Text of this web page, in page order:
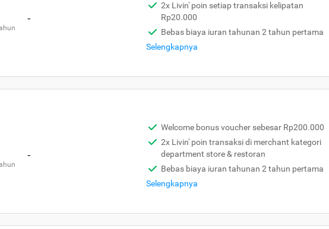
-
2x Livin' poin setiap transaksi kelipatan
Rp20.000
Bebas biaya iuran tahunan 2 tahun pertama
Selengkapnya
-
Welcome bonus voucher sebesar Rp200.000
2x Livin' poin transaksi di merchant kategori
department store & restoran
Bebas biaya iuran tahunan 2 tahun pertama
Selengkapnya